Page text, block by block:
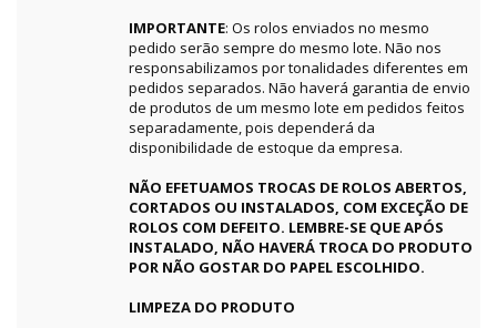
IMPORTANTE: Os rolos enviados no mesmo
pedido serão sempre do mesmo lote. Não nos
responsabilizamos por tonalidades diferentes em
pedidos separados. Não haverá garantia de envio
de produtos de um mesmo lote em pedidos feitos
separadamente, pois dependerá da
disponibilidade de estoque da empresa.
NÃO EFETUAMOS TROCAS DE ROLOS ABERTOS,
CORTADOS OU INSTALADOS, COM EXCEÇÃO DE
ROLOS COM DEFEITO. LEMBRE-SE QUE APÓS
INSTALADO, NÃO HAVERÁ TROCA DO PRODUTO
POR NÃO GOSTAR DO PAPEL ESCOLHIDO.
LIMPEZA DO PRODUTO